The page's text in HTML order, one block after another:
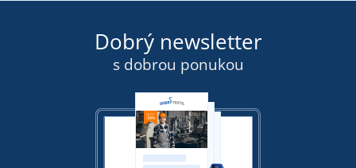
Dobrý newsletter
s dobrou ponukou